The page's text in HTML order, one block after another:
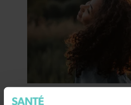
7 kleine dingen die je